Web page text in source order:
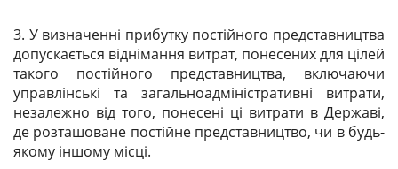
3. У визначенні прибутку постійного представництва
допускається віднімання витрат, понесених для цілей
такого постійного представництва, включаючи
управлінські та загальноадміністративні витрати,
незалежно від того, понесені ці витрати в Державі,
де розташоване постійне представництво, чи в будь-
якому іншому місці.